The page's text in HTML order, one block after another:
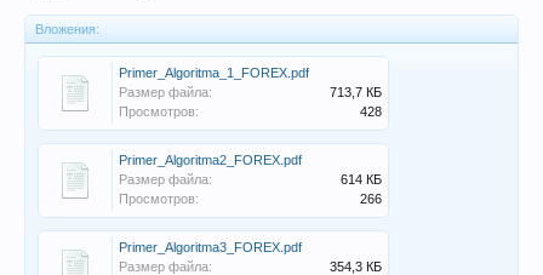
Вложения:
Primer_Algoritma_1_FOREX.pdf
Размер файла:
713,7 КБ
Просмотров:
428
Primer_Algoritma2_FOREX.pdf
Размер файла:
614 КБ
Просмотров:
266
Primer_Algoritma3_FOREX.pdf
Размер файла:
354,3 КБ